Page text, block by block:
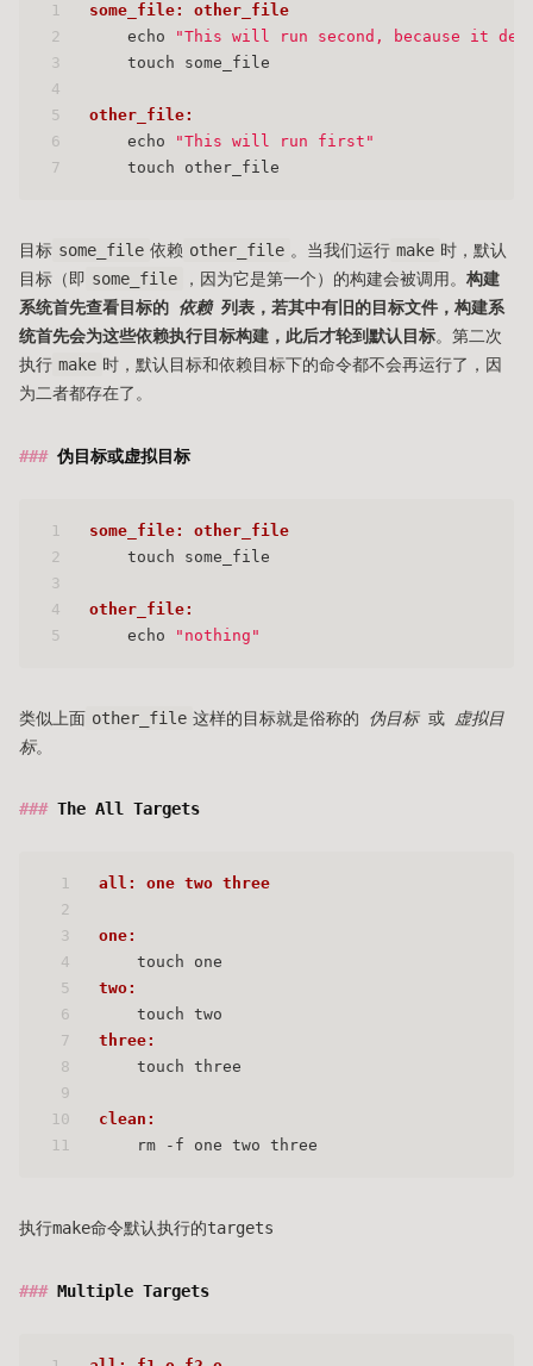
1
2
3
4
5
6
7
some_file: other_file
    echo
"This will run second, because it
    touch some_file
other_file:
    echo
"This will run first"
    touch other_file
目标 some_file 依赖 other_file 。当我们运行 make 时，默认
目标（即 some_file ，因为它是第一个）的构建会被调用。 构建
系统首先查看目标的 依赖列表，若其中有旧的目标文件，构建系
统首先会为这些依赖执行目标构建，此后才轮到默认目标。第二次
执行 make 时，默认目标和依赖目标下的命令都不会再运行了，因
为二者都存在了。
伪目标或虚拟目标
1
2
3
4
5
some_file: other_file
    touch some_file
other_file:
    echo
"nothing"
类似上面 other_file 这样的目标就是俗称的 伪目标或
虚拟目
标。
The All Targets
1
2
3
4
5
6
7
8
9
10
11
all: one two three
one:
    touch one
two:
    touch two
three:
    touch three
clean:
    rm -f one two three
执行make命令默认执行的targets
Multiple Targets